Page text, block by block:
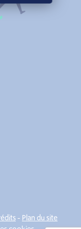
- Plan du site